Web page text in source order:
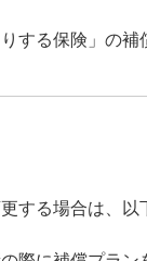
りする保険」の
する場合は、以